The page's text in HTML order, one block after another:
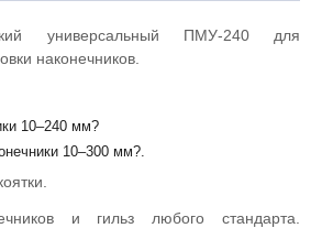
универсальный ПМУ-240 для
наконечников.
10–240 мм?
10–300 мм?.
и гильз любого стандарта.